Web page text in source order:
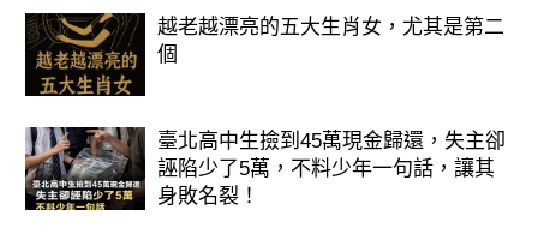
越老越漂亮的五大生肖女，尤其是第二
個
臺北高中生撿到45萬現金歸還，失主卻
誣陷少了5萬，不料少年一句話，讓其
身敗名裂！